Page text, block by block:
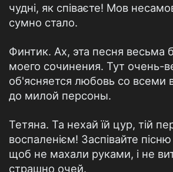
чудні, як співаєте! Мов
сумно стало.
Финтик. Ах, эта песня весьма
моего сочинения. Тут очень-
об'ясняется любовь со всеми
до милой персоны.
Тетяна. Та нехай їй цур, тій
воспаленієм! Заспівайте пісню
щоб не махали руками, і не
страшно очей.